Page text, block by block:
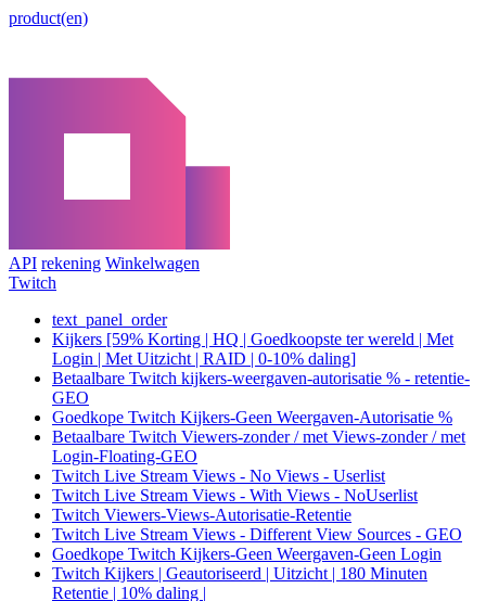
product(en)
API rekening Winkelwagen
Twitch
text_panel_order
Kijkers [59% Korting | HQ | Goedkoopste ter wereld | Met
Login | Met Uitzicht | RAID | 0-10% daling]
Betaalbare Twitch kijkers-weergaven-autorisatie % - retentie-
GEO
Goedkope Twitch Kijkers-Geen Weergaven-Autorisatie %
Betaalbare Twitch Viewers-zonder / met Views-zonder / met
Login-Floating-GEO
Twitch Live Stream Views - No Views - Userlist
Twitch Live Stream Views - With Views - NoUserlist
Twitch Viewers-Views-Autorisatie-Retentie
Twitch Live Stream Views - Different View Sources - GEO
Goedkope Twitch Kijkers-Geen Weergaven-Geen Login
Twitch Kijkers | Geautoriseerd | Uitzicht | 180 Minuten
Retentie | 10% daling |